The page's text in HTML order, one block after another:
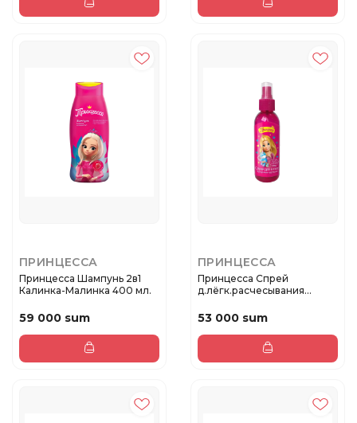
ПРИНЦЕССА
Принцесса Шампунь 2в1
Калинка-Малинка 400 мл.
59 000 sum
ПРИНЦЕССА
Принцесса Спрей
д.лёгк.расчесывания
53 000 sum